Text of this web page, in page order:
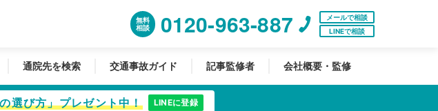
無料
相談
0120-963-887
メールで相談
LINEで相談
通院先を検索 交通事故ガイド 記事監修者 会社概要・監修
選び方」プレゼント中！ LINEに登録